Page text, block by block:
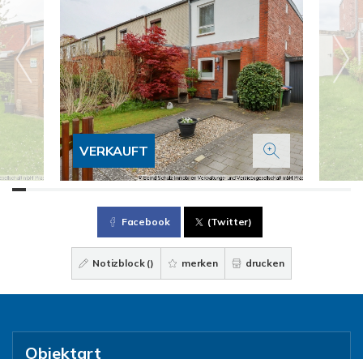
VERKAUFT
Facebook (Twitter)
Notizblock () merken drucken
Objektart